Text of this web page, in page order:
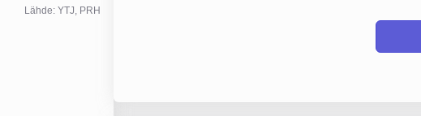
Lähde: YTJ, PRH